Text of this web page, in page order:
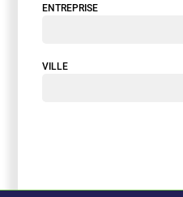
ENTREPRISE
VILLE